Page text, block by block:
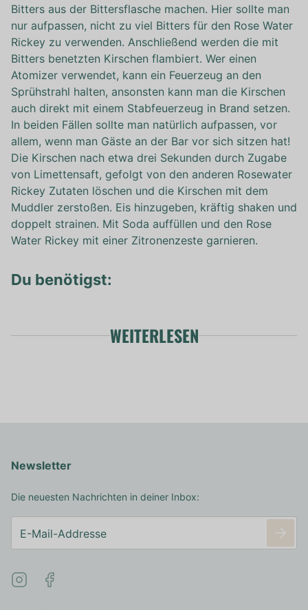
Bitters aus der Bittersflasche machen. Hier sollte man
nur aufpassen, nicht zu viel Bitters für den Rose Water
Rickey zu verwenden. Anschließend werden die mit
Bitters benetzten Kirschen flambiert. Wer einen
Atomizer verwendet, kann ein Feuerzeug an den
Sprühstrahl halten, ansonsten kann man die Kirschen
auch direkt mit einem Stabfeuerzeug in Brand setzen.
In beiden Fällen sollte man natürlich aufpassen, vor
allem, wenn man Gäste an der Bar vor sich sitzen hat!
Die Kirschen nach etwa drei Sekunden durch Zugabe
von Limettensaft, gefolgt von den anderen Rosewater
Rickey Zutaten löschen und die Kirschen mit dem
Muddler zerstoßen. Eis hinzugeben, kräftig shaken und
doppelt strainen. Mit Soda auffüllen und den Rose
Water Rickey mit einer Zitronenzeste garnieren.
Du benötigst:
WEITERLESEN
Newsletter
Die neuesten Nachrichten in deiner Inbox: